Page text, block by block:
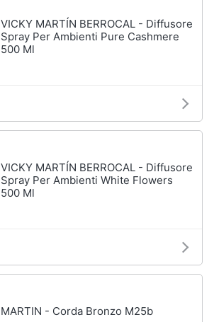
VICKY MARTÍN BERROCAL - Diffusore
Spray Per Ambienti Pure Cashmere
500 Ml
VICKY MARTÍN BERROCAL - Diffusore
Spray Per Ambienti White Flowers
500 Ml
MARTIN - Corda Bronzo M25b